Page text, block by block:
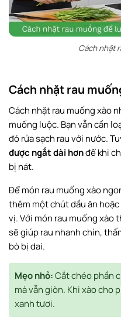
Cách nhặt
Cách nhặt rau
Cách nhặt rau muống xào
muống luộc. Bạn vẫn cần
đó rửa sạch rau với nước.
được ngắt dài hơnđể khi
bị nát.
Để món rau muống xào
thêm một chút dầu ăn
vị. Với món rau muống xào
sẽ giúp rau nhanh chín,
bò bị dai.
Mẹo nhỏ:Cắt chéo phần
mà vẫn giòn. Khi xào cho
xanh tươi.